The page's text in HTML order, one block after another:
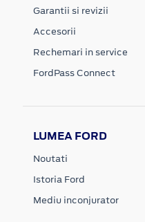
Garantii si revizii
Accesorii
Rechemari in service
FordPass Connect
LUMEA FORD
Noutati
Istoria Ford
Mediu inconjurator